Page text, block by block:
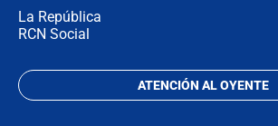
La República
RCN Social
ATENCIÓN AL OYENTE